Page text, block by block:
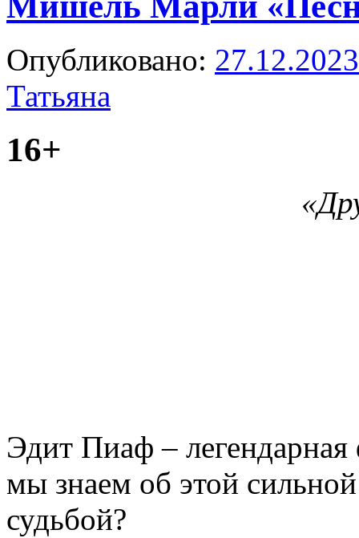
Опубликовано: 27.12.2023
Татьяна
16+
Эдит Пиаф –
мы знаем об этой
судьбой?